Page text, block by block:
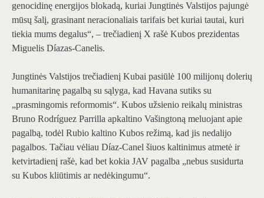
genocidinę energijos blokadą, kuriai Jungtinės Valstijos pajungė
mūsų šalį, grasinant neracionaliais tarifais bet kuriai tautai, kuri
tiekia mums degalus“, – trečiadienį X rašė Kubos prezidentas
Miguelis Díazas-Canelis.
Jungtinės Valstijos trečiadienį Kubai pasiūlė 100 milijonų dolerių
humanitarinę pagalbą su sąlyga, kad Havana sutiks su
„prasmingomis reformomis“. Kubos užsienio reikalų ministras
Bruno Rodríguez Parrilla apkaltino Vašingtoną meluojant apie
pagalbą, todėl Rubio kaltino Kubos režimą, kad jis nedalijo
pagalbos. Tačiau vėliau Díaz-Canel šiuos kaltinimus atmetė ir
ketvirtadienį rašė, kad bet kokia JAV pagalba „nebus susidurta
su Kubos kliūtimis ar nedėkingumu“.